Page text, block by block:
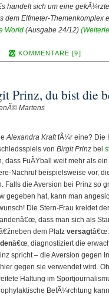
handelt sich um eine
dem Elfmeter-Themenkomplex
World (Ausgabe 24/12)
KOMMENTARE [9]
Prinz, du bist die
Martens
Alexandra KraftfÃ¼r eine? Die
von Birgit Prinz bei
dass FuÃŸball weit mehr als
Nachruf beispielsweise vor,
Falls die Aversion bei Prinz so
gegeben hat, kann man
Die Stern-Frau kreidet
dass man sich als
dem Platz versagtâ€œ.
â€œ, diagnostiziert die
spricht – die Aversion gegen
gegen sie verwendet wird.
Haltung im
BefÃ¼rchtung